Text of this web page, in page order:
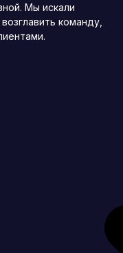
Мы искали
команду,